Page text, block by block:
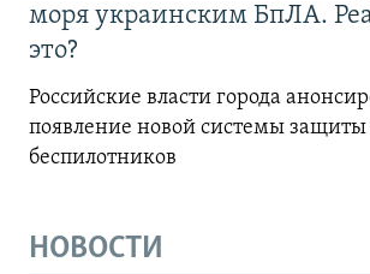
моря украинским БпЛА.
это?
Российские власти города
появление новой системы защиты
беспилотников
НОВОСТИ